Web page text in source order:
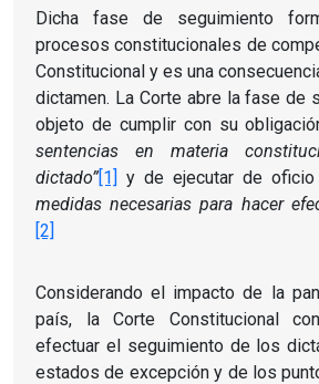
Dicha fase de seguimiento
procesos constitucionales de
Constitucional y es una
dictamen. La Corte abre la fase de
objeto de cumplir con su
sentencias en materia
dictado”[1] y de ejecutar de oficio
medidas necesarias para hacer
[2]
Considerando el impacto de la
país, la Corte Constitucional
efectuar el seguimiento de los
estados de excepción y de los